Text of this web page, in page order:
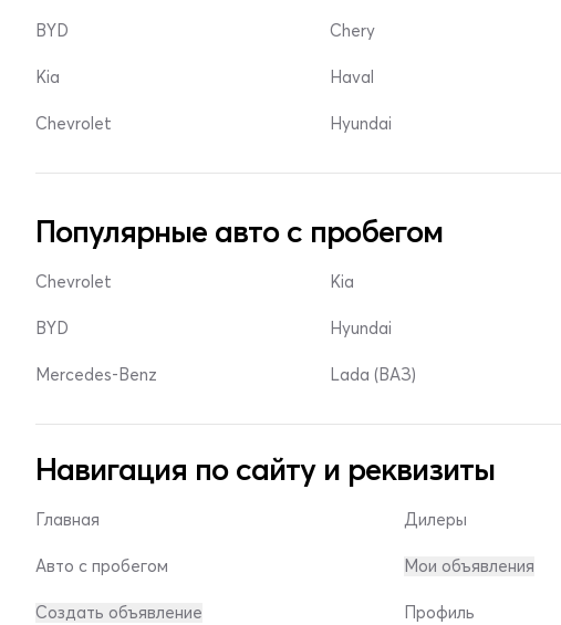
BYD
Kia
Chevrolet
Chery
Haval
Hyundai
Популярные авто с пробегом
Chevrolet
BYD
Mercedes-Benz
Kia
Hyundai
Lada (ВАЗ)
Навигация по сайту и реквизиты
Главная
Авто с пробегом
Создать объявление
Дилеры
Мои объявления
Профиль